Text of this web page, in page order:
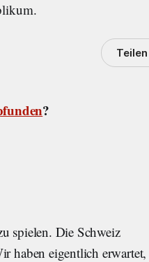
Teilen
?
spielen. Die Schweiz
haben eigentlich erwartet,